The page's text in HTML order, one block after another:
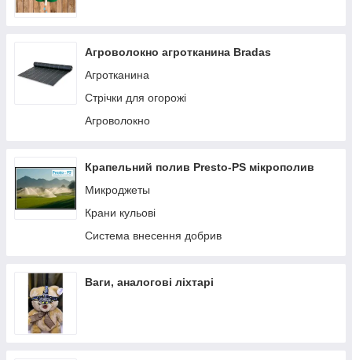
Агроволокно агротканина Bradas
Агротканина
Стрічки для огорожі
Агроволокно
Крапельний полив Presto-PS мікрополив
Микроджеты
Крани кульові
Система внесення добрив
Ваги, аналогові ліхтарі